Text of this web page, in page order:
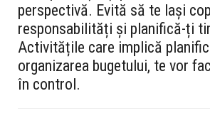
perspectivă. Evită să te lași
responsabilități și planifică-ți
Activitățile care implică
organizarea bugetului, te vor
în control.